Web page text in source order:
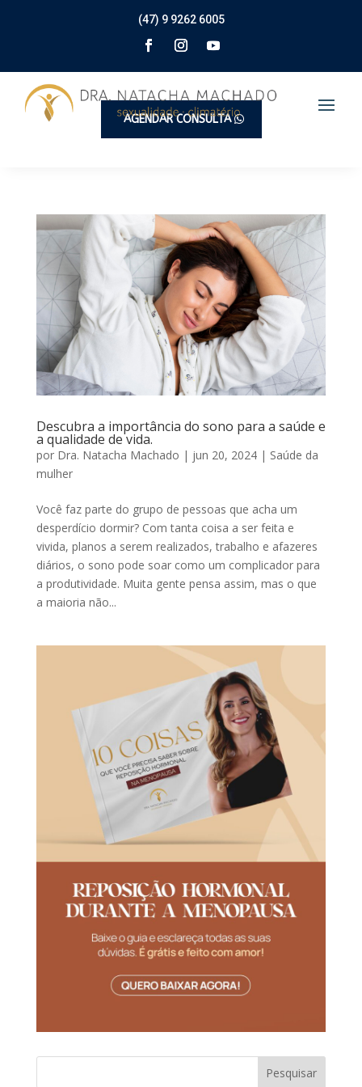
(47) 9 9262 6005
AGENDAR CONSULTA
Descubra a importância do sono para a saúde e
a qualidade de vida.
por Dra. Natacha Machado | jun 20, 2024| Saúde da
mulher
Você faz parte do grupo de pessoas que acha um
desperdício dormir? Com tanta coisa a ser feita e
vivida, planos a serem realizados, trabalho e afazeres
diários, o sono pode soar como um complicador para
a produtividade. Muita gente pensa assim, mas o que
a maioria não...
Pesquisar